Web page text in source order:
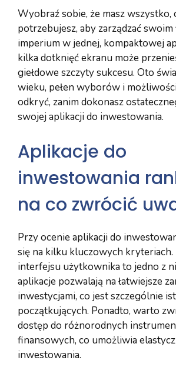
Wyobraź sobie, że masz wszystko,
potrzebujesz, aby zarządzać
imperium w jednej, kompaktowej
kilka dotknięć ekranu może
giełdowe szczyty sukcesu. Oto
wieku, pełen wyborów i
odkryć, zanim dokonasz
swojej aplikacji do inwestowania.
Aplikacje do
inwestowania
na co zwrócić
Przy ocenie aplikacji do
się na kilku kluczowych
interfejsu użytkownika to jedno z
aplikacje pozwalają na łatwiejsze
inwestycjami, co jest szczególnie
początkujących. Ponadto, warto
dostęp do różnorodnych
finansowych, co umożliwia
inwestowania.